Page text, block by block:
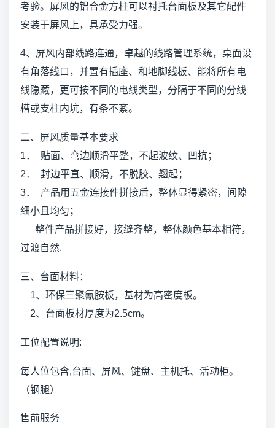
考验。屏风的铝合金方柱可以衬托台面板及其它配件
安装于屏风上，具承受力强。
4、屏风内部线路连通，卓越的线路管理系统，桌面设
有角落线口，并置有插座、和地脚线板、能将所有电
线隐藏，更可按不同的电线类型，分隔于不同的分线
槽或支柱内坑，有条不紊。
二、屏风质量基本要求
1． 贴面、弯边顺滑平整，不起波纹、凹抗；
2． 封边平直、顺滑，不脱胶、翘起；
3． 产品用五金连接件拼接后，整体显得紧密，间隙
细小且均匀；
整件产品拼接好，接缝齐整，整体颜色基本相符，
过渡自然.
三、台面材料：
1、环保三聚氰胺板，基材为高密度板。
2、台面板材厚度为2.5cm。
工位配置说明:
每人位包含,台面、屏风、键盘、主机托、活动柜。
（钢腿）
售前服务